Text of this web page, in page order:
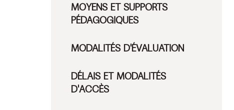
MOYENS ET SUPPORTS
PÉDAGOGIQUES
MODALITÉS D'ÉVALUATION
DÉLAIS ET MODALITÉS
D'ACCÈS